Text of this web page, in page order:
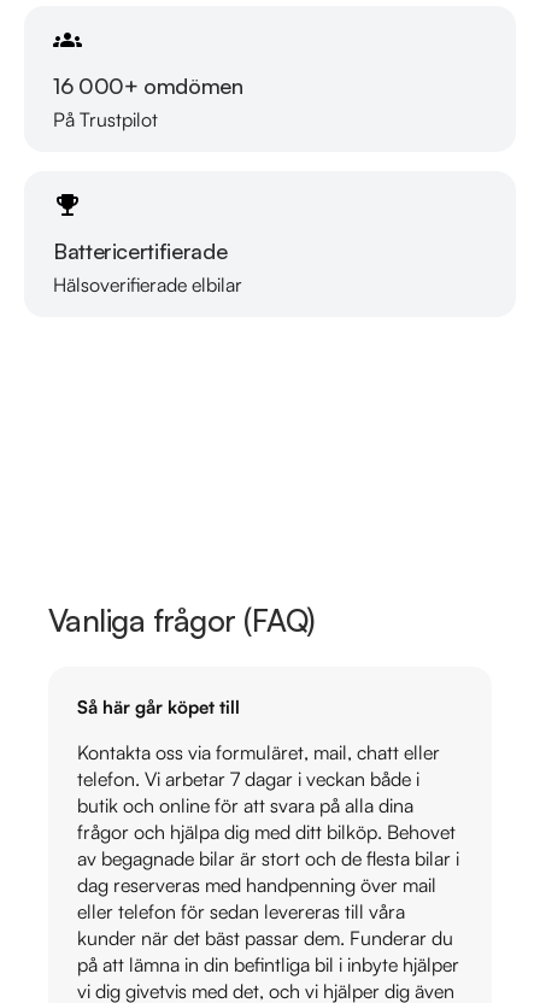
16 000+ omdömen
På Trustpilot
Battericertifierade
Hälsoverifierade elbilar
Läs mer om oss
Vanliga frågor (FAQ)
Så här går köpet till
Kontakta oss via formuläret, mail, chatt eller
telefon. Vi arbetar 7 dagar i veckan både i
butik och online för att svara på alla dina
frågor och hjälpa dig med ditt bilköp. Behovet
av begagnade bilar är stort och de flesta bilar i
dag reserveras med handpenning över mail
eller telefon för sedan levereras till våra
kunder när det bäst passar dem. Funderar du
på att lämna in din befintliga bil i inbyte hjälper
vi dig givetvis med det, och vi hjälper dig även
Se hur vi genomför våra tester här:
https://vimeo.com/1011323016